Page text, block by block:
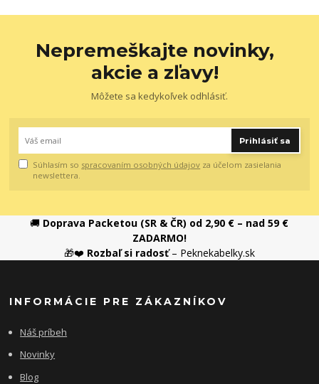
Nepremeškajte novinky,
akcie a zľavy!
Môžete sa kedykoľvek odhlásiť.
Prihlásiť sa
Súhlasím so spracovaním osobných údajov za účelom zasielania
newslettera.
🚚 Doprava Packetou (SR & ČR) od 2,90 € – nad 59 €
ZADARMO!
🎁❤️ Rozbaľ si radosť– Peknekabelky.sk
INFORMÁCIE PRE ZÁKAZNÍKOV
Náš príbeh
Novinky
Blog